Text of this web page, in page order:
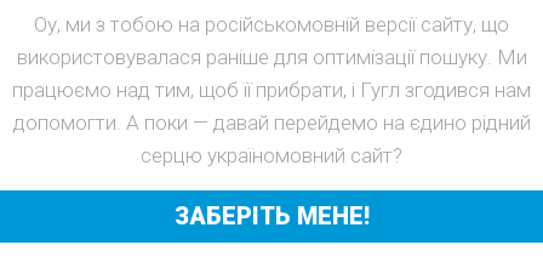
Оу, ми з тобою на російськомовній версії сайту, що
використовувалася раніше для оптимізації пошуку. Ми
працюємо над тим, щоб її прибрати, і Гугл згодився нам
допомогти. А поки — давай перейдемо на єдино рідний
серцю україномовний сайт?
ЗАБЕРІТЬ МЕНЕ!